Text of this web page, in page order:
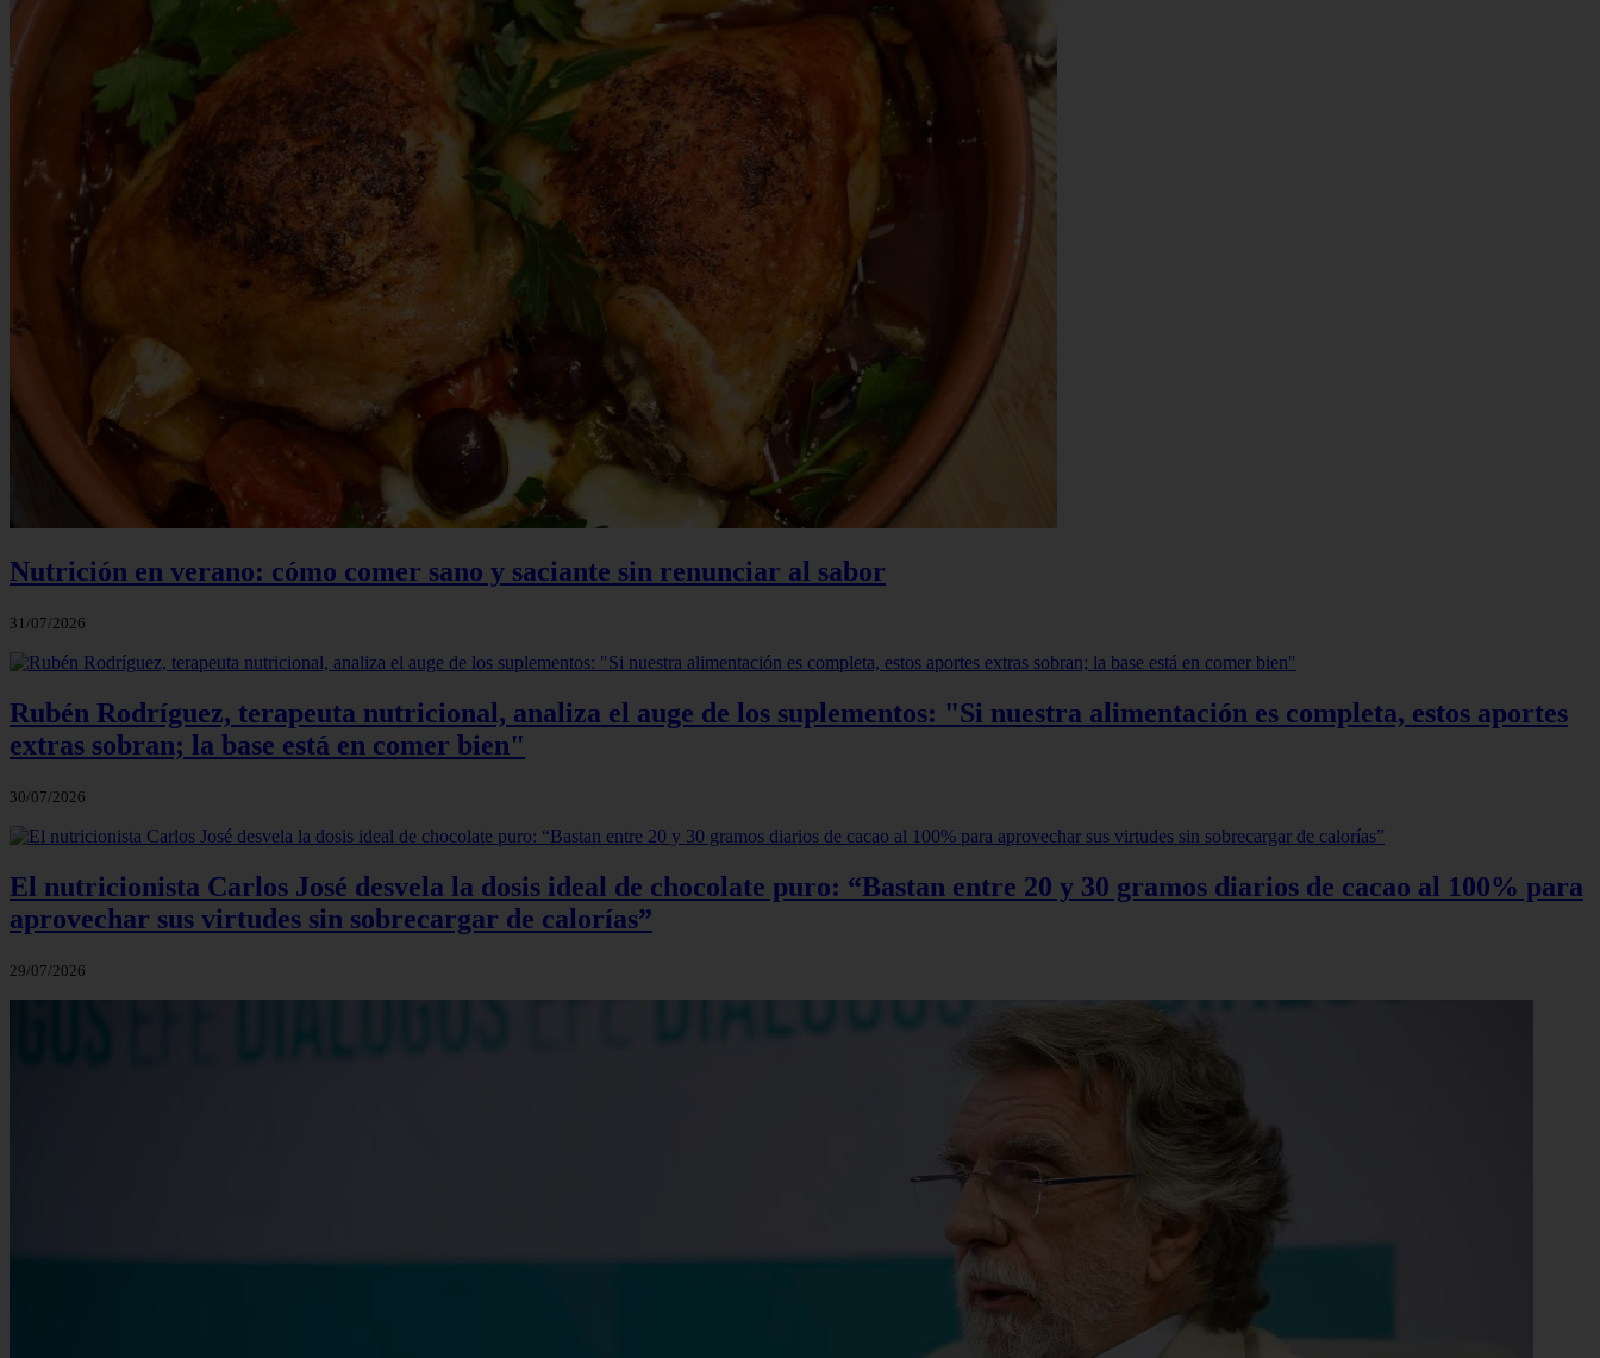
Nutrición en verano: cómo comer sano y saciante sin renunciar al sabor
31/07/2026
Rubén Rodríguez, terapeuta nutricional, analiza el auge de los suplementos: "Si nuestra alimentación es completa, estos aportes
extras sobran; la base está en comer bien"
30/07/2026
El nutricionista Carlos José desvela la dosis ideal de chocolate puro: “Bastan entre 20 y 30 gramos diarios de cacao al 100% para
aprovechar sus virtudes sin sobrecargar de calorías”
29/07/2026